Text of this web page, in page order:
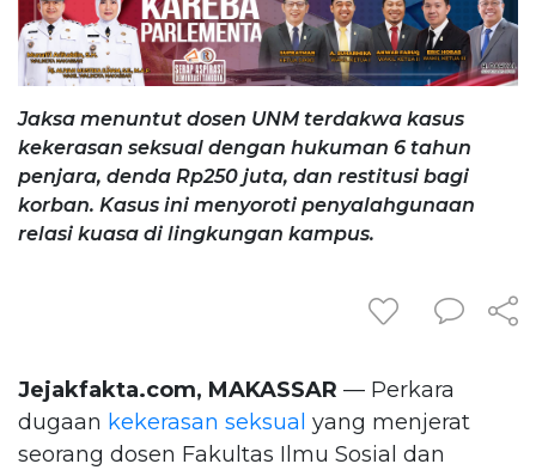
Jaksa menuntut dosen UNM terdakwa kasus
kekerasan seksual dengan hukuman 6 tahun
penjara, denda Rp250 juta, dan restitusi bagi
korban. Kasus ini menyoroti penyalahgunaan
relasi kuasa di lingkungan kampus.
Jejakfakta.com, MAKASSAR — Perkara
dugaan kekerasan seksual yang menjerat
seorang dosen Fakultas Ilmu Sosial dan